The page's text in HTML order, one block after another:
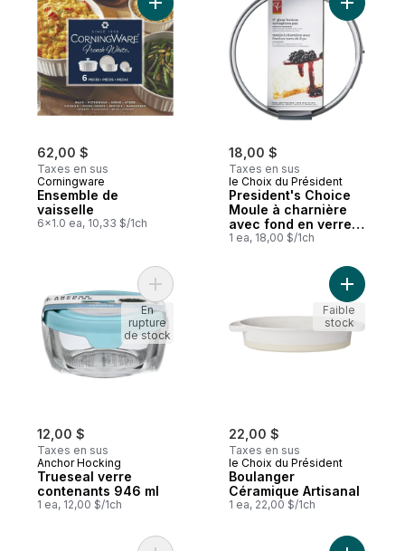
62,00 $
Taxes en sus
Corningware
Ensemble de
vaisselle
6x1.0 ea, 10,33 $/1ch
Ajouter Ensemble de vaisselle au panier
18,00 $
Taxes en sus
le Choix du Président
President's Choice
Moule à charnière
avec fond en verre
de 9 po, acier au
renforcé, sans PFAO
1 ea, 18,00 $/1ch
12,00 $
Taxes en sus
Anchor Hocking
Trueseal verre
contenants 946 ml
1 ea, 12,00 $/1ch
Ajouter Trueseal verre contenants 946
En
rupture
de stock
22,00 $
Taxes en sus
le Choix du Président
Boulanger
Céramique Artisanal
1 ea, 22,00 $/1ch
Ajouter
Faible
stock